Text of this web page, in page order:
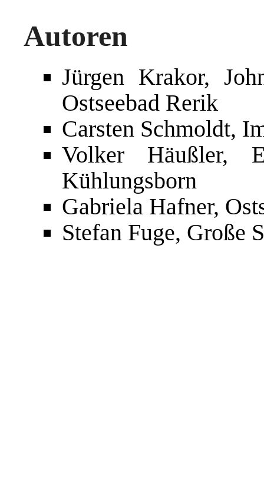
Autoren
Jürgen Krakor,
Ostseebad Rerik
Carsten Schmoldt,
Volker Häußler,
Kühlungsborn
Gabriela Hafner,
Stefan Fuge, Große